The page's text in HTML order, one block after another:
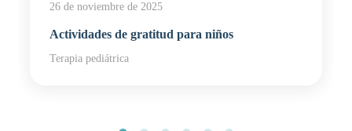
26 de noviembre de 2025
Actividades de gratitud para niños
Terapia pediátrica